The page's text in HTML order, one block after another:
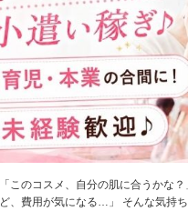
「このコスメ、自分の肌に合うかな
ど、費用が気になる…」 そんな気持